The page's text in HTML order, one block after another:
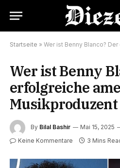
Startseite » Wer ist Benny Blanco? Der
Wer ist Benny
erfolgreiche
Musikproduzent
By Bilal Bashir Mai 15, 2025
Keine Kommentare 3 Mins